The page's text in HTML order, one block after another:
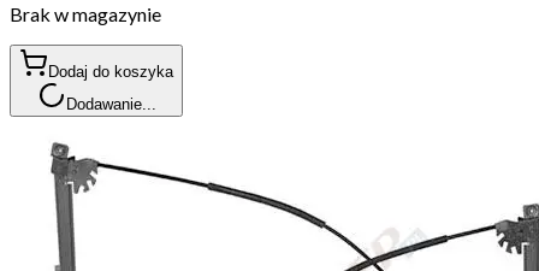
Brak w magazynie
Dodaj do koszyka
Dodawanie...